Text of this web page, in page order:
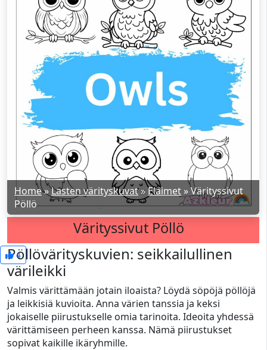
Home»Lasten värityskuvat»Eläimet »Värityssivut
Pöllö
Värityssivut Pöllö
4
Pöllövärityskuvien: seikkailullinen
värileikki
Valmis värittämään jotain iloaista? Löydä söpöjä pöllöjä
ja leikkisiä kuvioita. Anna värien tanssia ja keksi
jokaiselle piirustukselle omia tarinoita. Ideoita yhdessä
värittämiseen perheen kanssa. Nämä piirustukset
sopivat kaikille ikäryhmille.